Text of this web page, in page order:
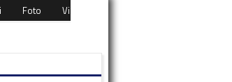
Foto Video